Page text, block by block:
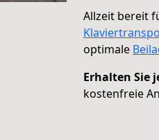
Allzeit bereit
optimale
Erhalten Sie
kostenfreie